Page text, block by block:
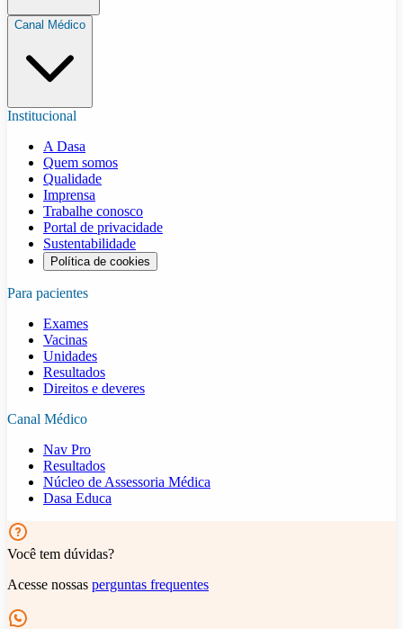
Canal Médico
Institucional
A Dasa
Quem somos
Qualidade
Imprensa
Trabalhe conosco
Portal de privacidade
Sustentabilidade
Política de cookies
Para pacientes
Exames
Vacinas
Unidades
Resultados
Direitos e deveres
Canal Médico
Nav Pro
Resultados
Núcleo de Assessoria Médica
Dasa Educa
Você tem dúvidas?
Acesse nossas perguntas frequentes